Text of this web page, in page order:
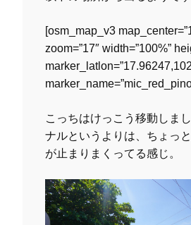
[osm_map_v3
zoom=”17″ width=”100%”
こっちはけっこう移動しま
ナルというよりは、ちょっ
が止まりまくってる感じ。